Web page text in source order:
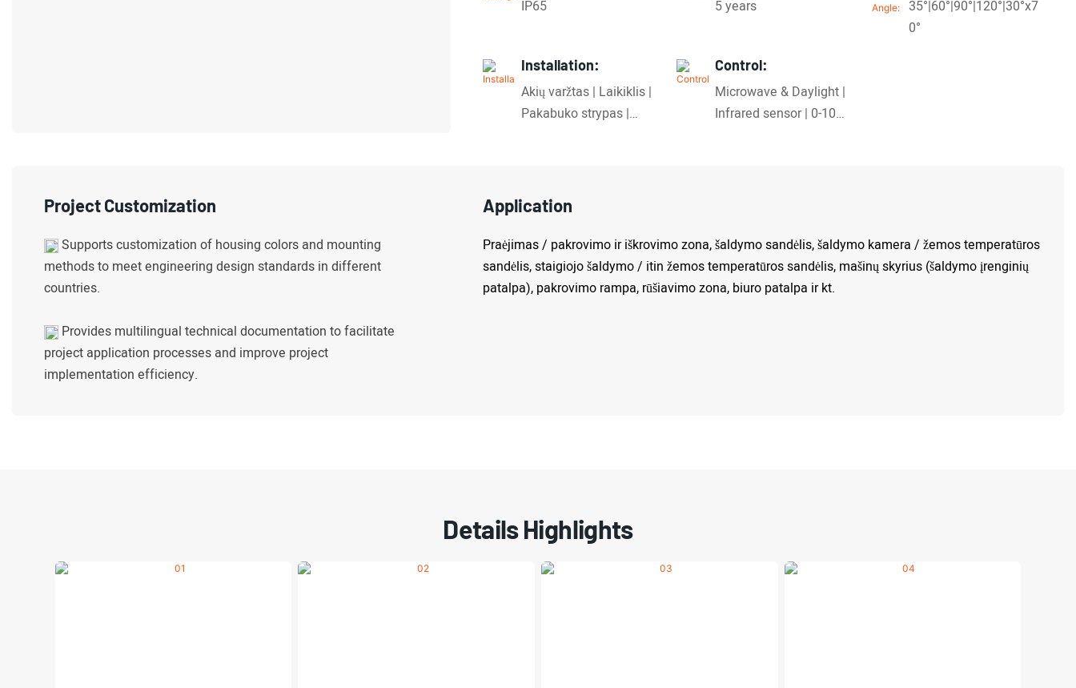
IP65 5 years
35°|60°|90°|120°|30°x7
0°
Installation:
Akių varžtas | Laikiklis |
Pakabuko strypas |
Control:
Microwave & Daylight |
Infrared sensor | 0-10V
Project Customization
Supports customization of housing colors and mounting
methods to meet engineering design standards in different
countries.
Provides multilingual technical documentation to facilitate
project application processes and improve project
implementation efficiency.
Application
Praėjimas / pakrovimo ir iškrovimo zona, šaldymo sandėlis, šaldymo kamera / žemos temperatūros
sandėlis, staigiojo šaldymo / itin žemos temperatūros sandėlis, mašinų skyrius (šaldymo įrenginių
patalpa), pakrovimo rampa, rūšiavimo zona, biuro patalpa ir kt.
Details Highlights